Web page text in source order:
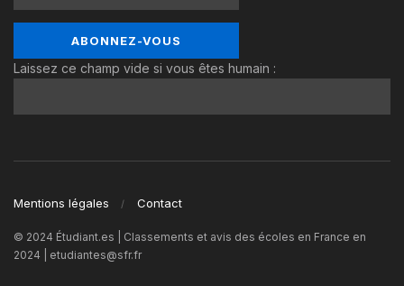
Laissez ce champ vide si vous êtes humain :
Mentions légales Contact
© 2024 Étudiant.es | Classements et avis des écoles en France en
2024 | etudiantes@sfr.fr